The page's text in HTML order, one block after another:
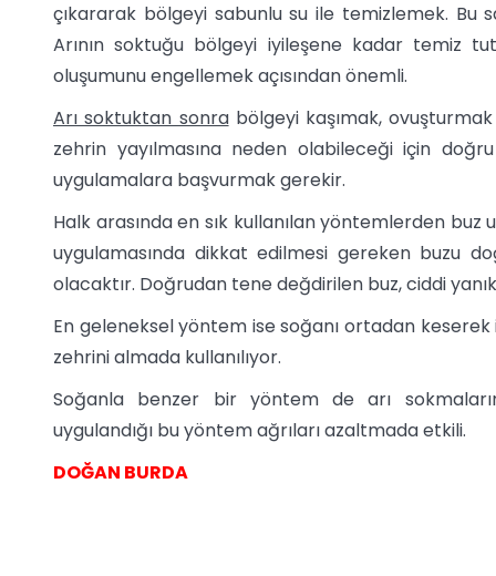
çıkararak bölgeyi sabunlu su ile temizlemek. Bu
Arının soktuğu bölgeyi iyileşene kadar temiz
oluşumunu engellemek açısından önemli.
Arı soktuktan sonrabölgeyi kaşımak,
zehrin yayılmasına neden olabileceği için
uygulamalara başvurmak gerekir.
Halk arasında en sık kullanılan yöntemlerden
uygulamasında dikkat edilmesi gereken buzu
olacaktır. Doğrudan tene değdirilen buz, ciddi
En geleneksel yöntem ise soğanı ortadan keserek
zehrini almada kullanılıyor.
Soğanla benzer bir yöntem de arı
uygulandığı bu yöntem ağrıları azaltmada etkili.
DOĞAN BURDA